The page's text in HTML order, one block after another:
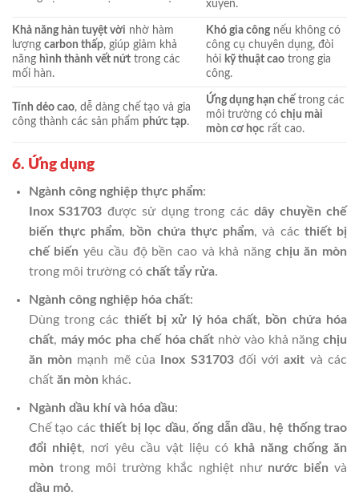
xuyên.
Khả năng hàn tuyệt vời nhờ hàm
lượng carbon thấp, giúp giảm khả
năng hình thành vết nứt trong các
mối hàn.
Khó gia côngnếu không có
công cụ chuyên dụng, đòi
hỏi kỹ thuật cao trong gia
công.
Tính dẻo cao, dễ dàng chế tạo và gia
công thành các sản phẩm phức tạp.
Ứng dụng hạn chế trong các
môi trường cóchịu mài
mòn cơ học rất cao.
6. Ứng dụng
Ngành công nghiệp thực phẩm:
Inox S31703 được sử dụng trong cácdây chuyền chế
biến thực phẩm, bồn chứa thực phẩm, và các thiết bị
chế biến yêu cầu độ bền cao và khả năng chịu ăn mòn
trong môi trường có chất tẩy rửa.
Ngành công nghiệp hóa chất:
Dùng trong các thiết bị xử lý hóa chất,
bồn chứa hóa
chất, máy móc pha chế hóa chất nhờ vào khả năngchịu
ăn mòn mạnh mẽ của Inox S31703đối vớiaxit và các
chất ăn mòn khác.
Ngành dầu khí và hóa dầu:
Chế tạo cácthiết bị lọc dầu,ống dẫn dầu, hệ thống trao
đổi nhiệt, nơi yêu cầu vật liệu có khả năng chống ăn
mòn trong môi trường khắc nghiệt như nước biển và
dầu mỏ.